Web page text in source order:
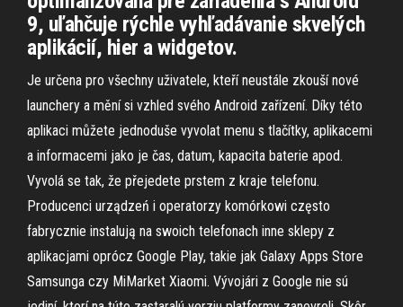
9, uľahčuje rýchle vyhľadávanie skvelých
aplikácií, hier a widgetov.
Je určena pro všechny uživatele, kteří neustále zkouší nové
launchery a mění si vzhled svého Android zařízení. Díky této
aplikaci můžete jednoduše vyvolat menu s tlačítky, aplikacemi
a informacemi jako je čas, datum, kapacita baterie apod.
Vyvolá se tak, že přejedete prstem z kraje telefonu.
Producenci urządzeń i operatorzy komórkowi często
fabrycznie instalują na swoich telefonach inne sklepy z
aplikacjami oprócz Google Play, takie jak Galaxy Apps Store
Samsunga czy MiMarket Xiaomi. Vývojári z Google nie sú